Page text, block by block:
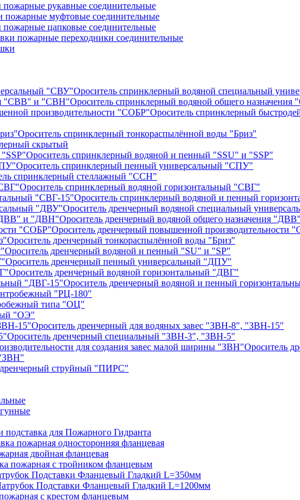
пожарные рукавные соединительные
пожарные муфтовые соединительные
пожарные цапковые соединительные
пожарные переходники соединительные
Ороситель спринклерный водяной специальный
Ороситель спринклерный водяной общего
Ороситель спринклерный
Ороситель спринклерный тонкораспылённой воды "Бриз"
скрытый
Ороситель спринклерный водяной и пенный "SSU" и "SSP"
Ороситель спринклерный пенный универсальный "СПУ"
спринклерный стеллажный "ССН"
Ороситель спринклерный водяной горизонтальный "СВГ"
Ороситель спринклерный водяной и пенный
Ороситель дренчерный водяной специальный
Ороситель дренчерный водяной общего назначения
Ороситель дренчерный повышенной производительности
Ороситель дренчерный тонкораспылённой воды "Бриз"
Ороситель дренчерный водяной и пенный "SU" и "SP"
Ороситель дренчерный пенный универсальный "ДПУ"
Ороситель дренчерный водяной горизонтальный "ДВГ"
Ороситель дренчерный водяной и пенный
"РЦ-180"
типа "ОЦ"
"ОЭ"
Ороситель дренчерный для водяных завес "ЗВН-8", "ЗВН-15"
Ороситель дренчерный специальный "ЗВН-3", "ЗВН-5"
Ороситель
"ЗВН"
дренчерный струйный "ПИРС"
подставка для Пожарного Гидранта
пожарная односторонняя фланцевая
двойная фланцевая
пожарная с тройником фланцевым
Подставки Фланцевый Гладкий L=350мм
Подставки Фланцевый Гладкий L=1200мм
с крестом фланцевым